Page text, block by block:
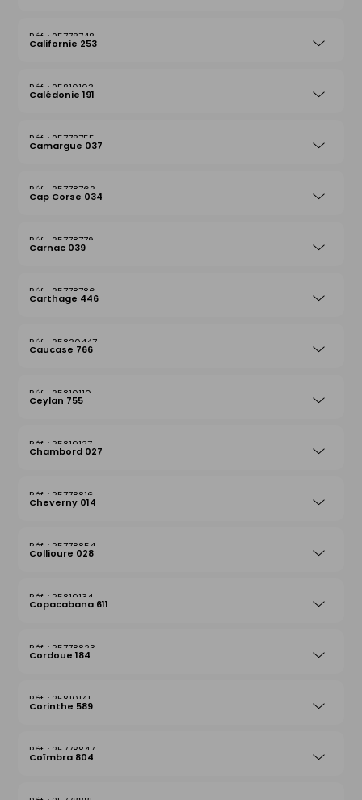
25778748
Californie 253
25810103
Calédonie 191
25778755
Camargue 037
25778762
Cap Corse 034
25778779
Carnac 039
25778786
Carthage 446
25820447
Caucase 766
25810110
Ceylan 755
25810127
Chambord 027
25778816
Cheverny 014
25778854
Collioure 028
25810134
Copacabana 611
25778823
Cordoue 184
25810141
Corinthe 589
25778847
Coïmbra 804